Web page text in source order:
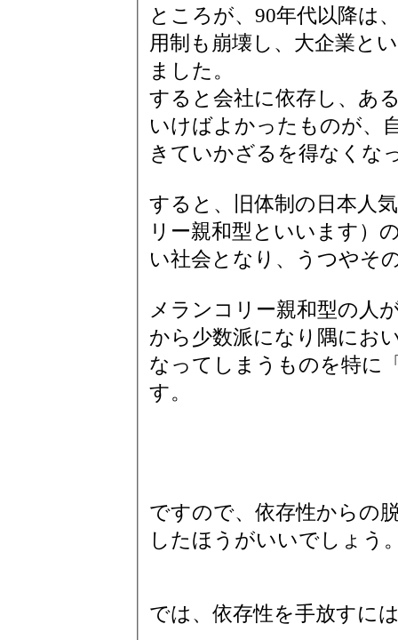
ところが、90年代以降は
用制も崩壊し、大企業と
ました。
すると会社に依存し、あ
いけばよかったものが、
きていかざるを得なくな
すると、旧体制の日本人
リー親和型といいます）
い社会となり、うつやそ
メランコリー親和型の人
から少数派になり隅にお
なってしまうものを特に
す。
ですので、依存性からの
したほうがいいでしょう
では、依存性を手放すに